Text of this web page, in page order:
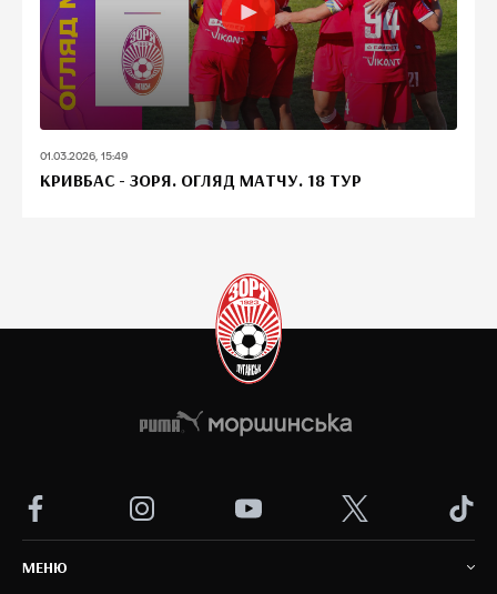
01.03.2026, 15:49
КРИВБАС - ЗОРЯ. ОГЛЯД МАТЧУ. 18 ТУР
MEНЮ